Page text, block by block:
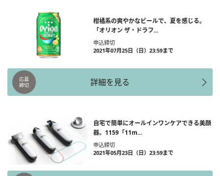
柑橘系の爽やかなビールで、夏を感じる。
「オリオン ザ・ドラフ...
申込締切
2021年07月25日（日）23:59まで
詳細を見る
応募
締切
自宅で簡単にオールインワンケアできる美顔
器。1159「11m...
申込締切
2021年05月23日（日）23:59まで